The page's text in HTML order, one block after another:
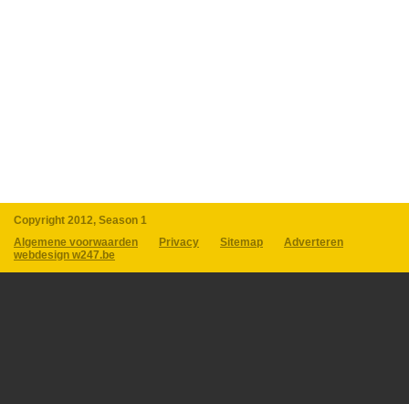
Copyright 2012, Season 1
Algemene voorwaarden
Privacy Sitemap
Adverteren
webdesign w247.be